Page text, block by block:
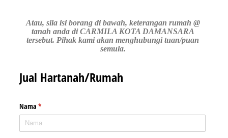
Atau, sila isi borang di bawah, keterangan rumah @
tanah anda di CARMILA KOTA DAMANSARA
tersebut. Pihak kami akan menghubungi tuan/puan
semula.